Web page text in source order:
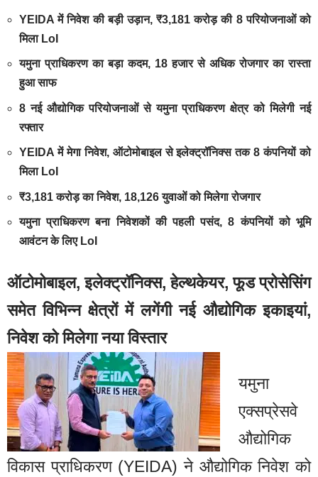
YEIDA में निवेश की बड़ी उड़ान, ₹3,181 करोड़ की 8 परियोजनाओं को
मिला LoI
यमुना प्राधिकरण का बड़ा कदम, 18 हजार से अधिक रोजगार का रास्ता
हुआ साफ
8 नई औद्योगिक परियोजनाओं से यमुना प्राधिकरण क्षेत्र को मिलेगी नई
रफ्तार
YEIDA में मेगा निवेश, ऑटोमोबाइल से इलेक्ट्रॉनिक्स तक 8 कंपनियों को
मिला LoI
₹3,181 करोड़ का निवेश, 18,126 युवाओं को मिलेगा रोजगार
यमुना प्राधिकरण बना निवेशकों की पहली पसंद, 8 कंपनियों को भूमि
आवंटन के लिए LoI
ऑटोमोबाइल, इलेक्ट्रॉनिक्स, हेल्थकेयर, फूड प्रोसेसिंग
समेत विभिन्न क्षेत्रों में लगेंगी नई औद्योगिक इकाइयां,
निवेश को मिलेगा नया विस्तार
यमुना
एक्सप्रेसवे
औद्योगिक
विकास प्राधिकरण (YEIDA) ने औद्योगिक निवेश को